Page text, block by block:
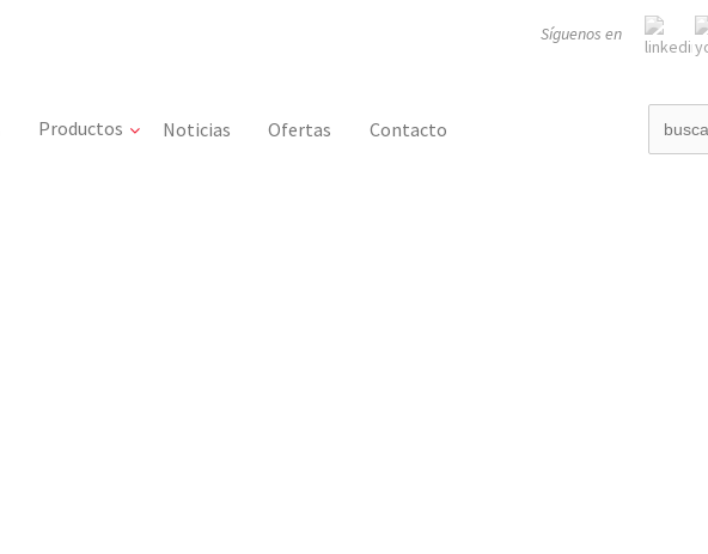
Síguenos en
Productos Noticias Ofertas Contacto
Search
for: